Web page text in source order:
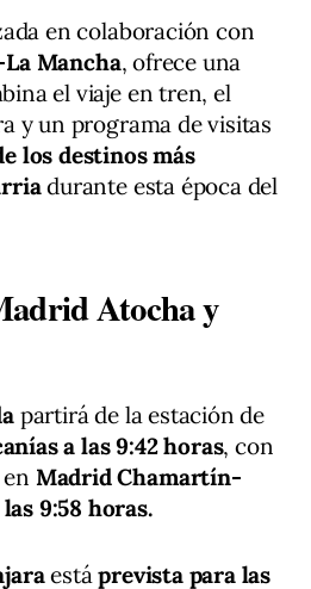
en colaboración con
Mancha, ofrece una
el viaje en tren, el
y un programa de visitas
los destinos más
durante esta época del
Atocha y
partirá de la estación de
a las 9:42 horas, con
Madrid Chamartín-
9:58 horas.
estáprevista para las